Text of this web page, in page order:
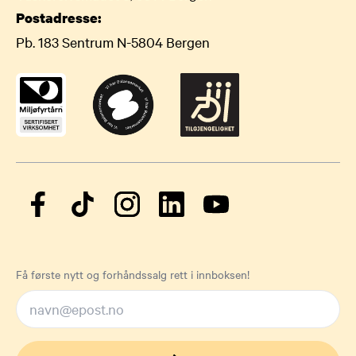
Postadresse:
Pb. 183 Sentrum N-5804 Bergen
Få første nytt og forhåndssalg rett i innboksen!